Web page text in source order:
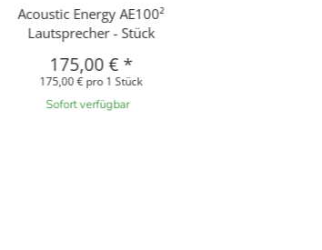
Acoustic Energy AE100²
Lautsprecher - Stück
175,00 €*
175,00 € pro 1 Stück
Sofort verfügbar